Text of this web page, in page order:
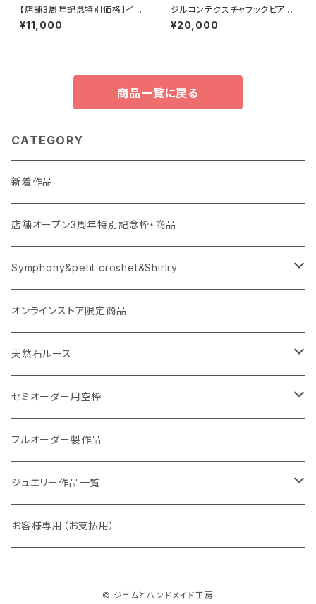
【店舗3周年記念特別価格】イン
ディゴライトトルマリン 0.132ct
（ソーティング付き）SA27788
¥11,000
ジルコンテクスチャフックピアス
K18YG（GH3036）
¥20,000
商品一覧に戻る
CATEGORY
新着作品
店舗オープン3周年特別記念枠・商品
Symphony&petit croshet&Shirlry
Symphony（シンフォニー）
Petit crochet（プチ・クロシェ）
Shirlry（シアリー）
オンラインストア限定商品
天然石ルース
パライバトルマリン
アレキサンドライト
パパラチアサファイア
グランディエディエライト
セミオーダー用空枠
リング
ラウンド
オーバル
ネックレス・ペンダント
ラウンド
ピアス
フルオーダー製作品
ジュエリー作品一覧
リング
お客様専用（お支払用）
© ジェムとハンドメイド工房